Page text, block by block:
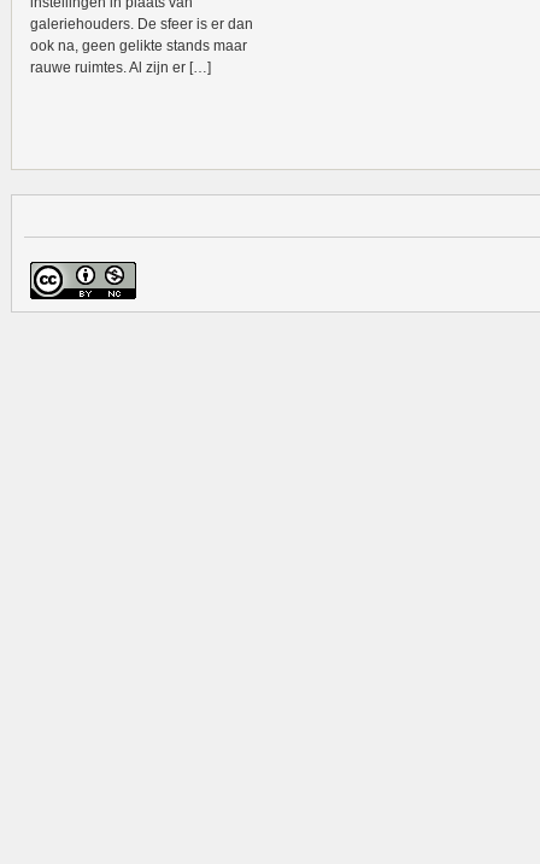
galeriehouders. De sfeer is er dan
ook na, geen gelikte stands maar
rauwe ruimtes. Al zijn er […]